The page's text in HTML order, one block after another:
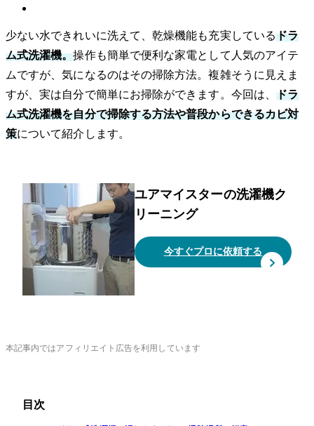
少ない水できれいに洗えて、乾燥機能も充実しているドラ
ム式洗濯機。操作も簡単で便利な家電として人気のアイテ
ムですが、気になるのはその掃除方法。複雑そうに見えま
すが、実は自分で簡単にお掃除ができます。今回は、 ドラ
ム式洗濯機を自分で掃除する方法や普段からできるカビ対
策について紹介します。
ユアマイスターの洗濯機ク
リーニング
今すぐプロに依頼する
本記事内ではアフィリエイト広告を利用しています
目次